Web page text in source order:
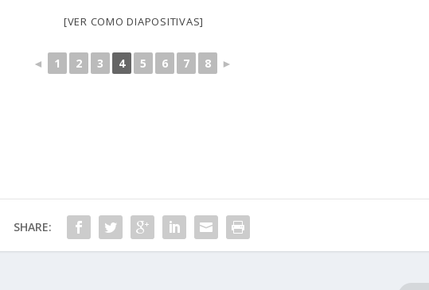
[VER COMO DIAPOSITIVAS]
◄ 1 2 3 4 5 6 7 8 ►
SHARE: